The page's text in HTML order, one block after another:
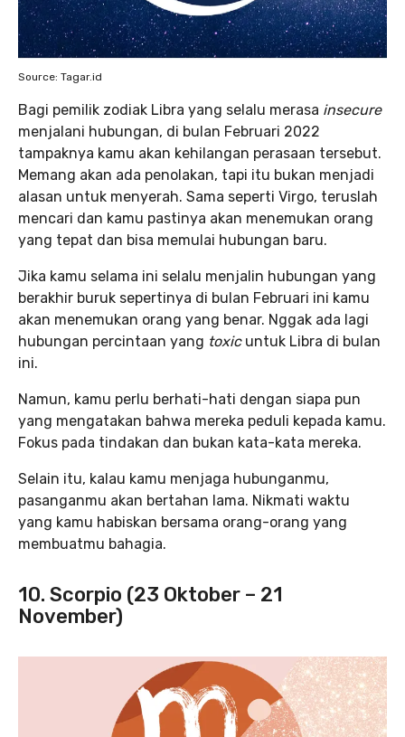
Source: Tagar.id
Bagi pemilik zodiak Libra yang selalu merasa insecure
menjalani hubungan, di bulan Februari 2022
tampaknya kamu akan kehilangan perasaan tersebut.
Memang akan ada penolakan, tapi itu bukan menjadi
alasan untuk menyerah. Sama seperti Virgo, teruslah
mencari dan kamu pastinya akan menemukan orang
yang tepat dan bisa memulai hubungan baru.
Jika kamu selama ini selalu menjalin hubungan yang
berakhir buruk sepertinya di bulan Februari ini kamu
akan menemukan orang yang benar. Nggak ada lagi
hubungan percintaan yang toxic untuk Libra di bulan
ini.
Namun, kamu perlu berhati-hati dengan siapa pun
yang mengatakan bahwa mereka peduli kepada kamu.
Fokus pada tindakan dan bukan kata-kata mereka.
Selain itu, kalau kamu menjaga hubunganmu,
pasanganmu akan bertahan lama. Nikmati waktu
yang kamu habiskan bersama orang-orang yang
membuatmu bahagia.
10. Scorpio (23 Oktober – 21
November)